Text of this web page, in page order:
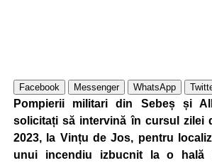
Facebook Messenger WhatsApp
Pompierii militari din Sebeș și
solicitați să intervină în cursul zilei
2023, la Vințu de Jos, pentru
unui incendiu izbucnit la o hală